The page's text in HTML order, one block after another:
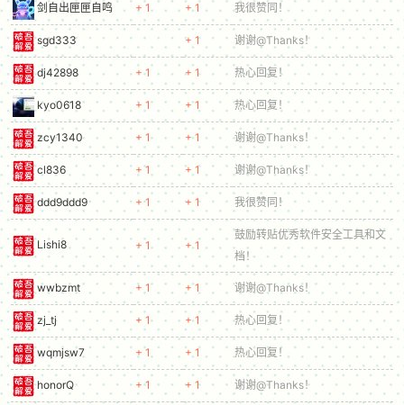
52
po
jie.
剑自出匣匣自鸣 + 1 + 1 我很赞同！
sgd333 + 1 谢谢@Thanks！
dj42898 + 1 + 1 热心回复！
kyo0618 + 1 + 1 热心回复！
zcy1340 + 1 + 1 谢谢@Thanks！
cl836 + 1 + 1 谢谢@Thanks！
ddd9ddd9 + 1 + 1 我很赞同！
Lishi8 + 1 + 1
鼓励转贴优秀软件安全工具和文
档！
wwbzmt + 1 + 1 谢谢@Thanks！
zj_tj + 1 + 1 热心回复！
wqmjsw7 + 1 + 1 热心回复！
honorQ + 1 + 1 谢谢@Thanks！